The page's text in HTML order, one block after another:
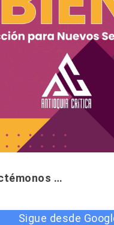
…
Sigue desde